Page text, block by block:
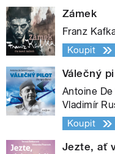
Zámek
Franz
Koupit
Válečný
Antoine
Vladimír
Koupit
Jezte, ať